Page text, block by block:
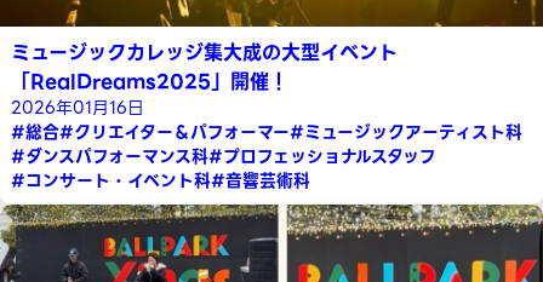
ミュージックカレッジ集大成の大型イベント
「RealDreams2025」開催！
2026年01月16日
#総合#クリエイター＆パフォーマー#ミュージックアーティスト科
#ダンスパフォーマンス科#プロフェッショナルスタッフ
#コンサート・イベント科#音響芸術科